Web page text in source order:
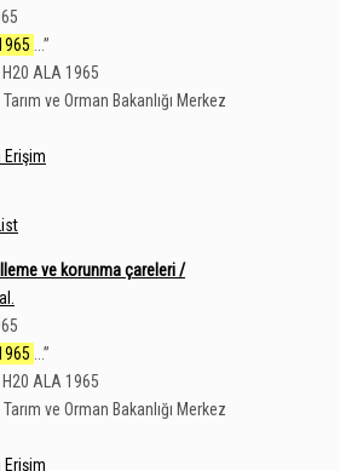
”
H20 ALA 1965
Tarım ve Orman Bakanlığı Merkez
Erişim
ve korunma çareleri /
”
H20 ALA 1965
Tarım ve Orman Bakanlığı Merkez
Erişim